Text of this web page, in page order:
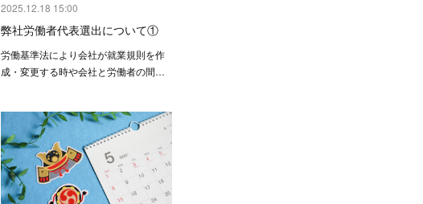
2025.12.18 15:00
弊社労働者代表選出について①
労働基準法により会社が就業規則を作
成・変更する時や会社と労働者の間…